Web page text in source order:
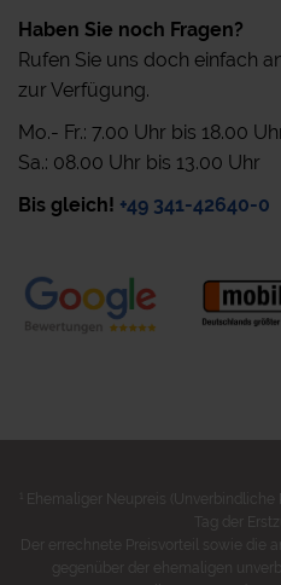
Haben Sie noch Fragen?
Rufen Sie uns doch einfach
zur Verfügung.
Mo.- Fr.: 7.00 Uhr bis 18.00
Sa.: 08.00 Uhr bis 13.00 Uhr
Bis gleich! +49 341-42640-0
Ehemaliger Neupreis
Tag der
Der errechnete Preisvorteil sowie die
gegenüber der ehemaligen